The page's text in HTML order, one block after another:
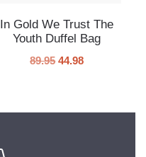
In Gold We Trust The
Youth Duffel Bag
89.95 44.98